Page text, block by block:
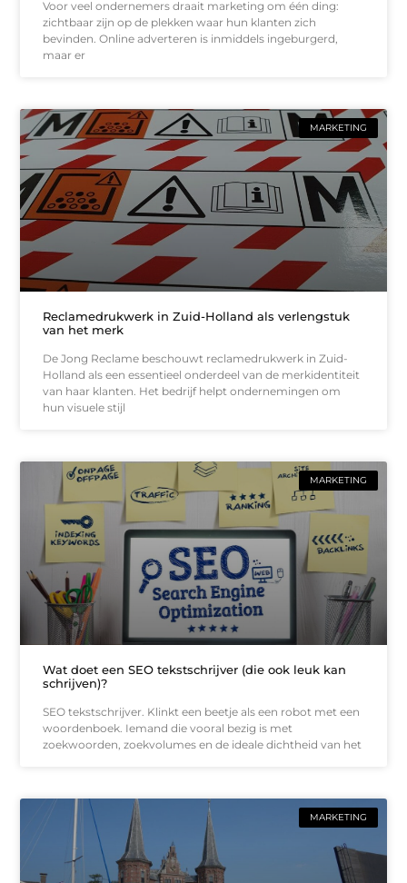
Voor veel ondernemers draait marketing om één ding:
zichtbaar zijn op de plekken waar hun klanten zich
bevinden. Online adverteren is inmiddels ingeburgerd,
maar er
MARKETING
Reclamedrukwerk in Zuid-Holland als verlengstuk
van het merk
De Jong Reclame beschouwt reclamedrukwerk in Zuid-
Holland als een essentieel onderdeel van de merkidentiteit
van haar klanten. Het bedrijf helpt ondernemingen om
hun visuele stijl
MARKETING
Wat doet een SEO tekstschrijver (die ook leuk kan
schrijven)?
SEO tekstschrijver. Klinkt een beetje als een robot met een
woordenboek. Iemand die vooral bezig is met
zoekwoorden, zoekvolumes en de ideale dichtheid van het
MARKETING